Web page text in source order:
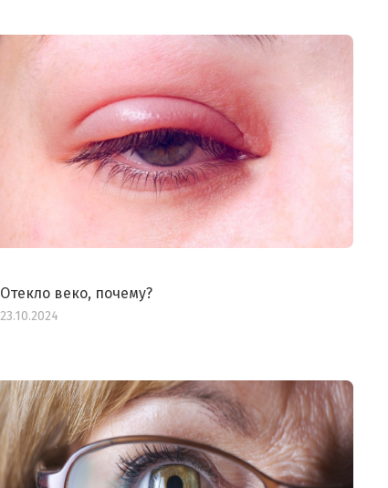
Отекло веко, почему?
23.10.2024